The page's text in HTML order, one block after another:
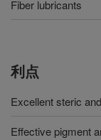
Fiber lubricants
利点
Excellent steric
Effective pigment